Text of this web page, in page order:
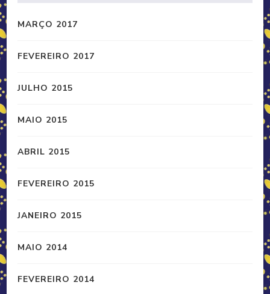
MARÇO 2017
FEVEREIRO 2017
JULHO 2015
MAIO 2015
ABRIL 2015
FEVEREIRO 2015
JANEIRO 2015
MAIO 2014
FEVEREIRO 2014